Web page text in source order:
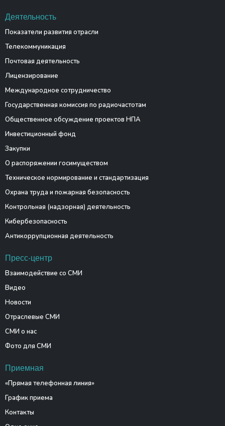
Деятельность
Показатели развития отрасли
Телекоммуникация
Почтовая деятельность
Лицензирование
Международное сотрудничество
Государственная комиссия по радиочастотам
Общественное обсуждение проектов НПА
Инвестиционный фонд
Закупки
О распоряжении госимуществом
Техническое нормирование и стандартизация
Охрана труда и пожарная безопасность
Контрольная (надзорная) деятельность
Кибербезопасность
Антикоррупционная деятельность
Пресс-центр
Взаимодействие со СМИ
Видео
Новости
Отраслевые СМИ
СМИ о нас
Фото для СМИ
Приемная
«Прямая телефонная линия»
График приема
Контакты